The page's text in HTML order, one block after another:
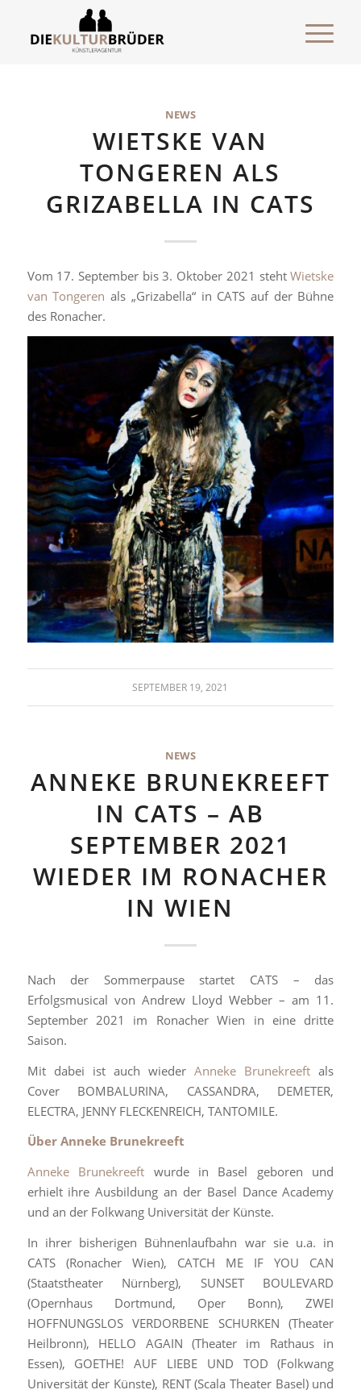
NEWS
WIETSKE VAN
TONGEREN ALS
GRIZABELLA IN CATS
Vom 17. September bis 3. Oktober 2021 stehtWietske
van Tongeren als „Grizabella“ in CATS auf der Bühne
des Ronacher.
SEPTEMBER 19, 2021
NEWS
ANNEKE BRUNEKREEFT
IN CATS – AB
SEPTEMBER 2021
WIEDER IM RONACHER
IN WIEN
Nach der Sommerpause startet CATS – das
Erfolgsmusical von Andrew Lloyd Webber – am 11.
September 2021 im Ronacher Wien in eine dritte
Saison.
Mit dabei ist auch wiederAnneke Brunekreeft als
Cover BOMBALURINA, CASSANDRA, DEMETER,
ELECTRA, JENNY FLECKENREICH, TANTOMILE.
Über Anneke Brunekreeft
Anneke Brunekreeft wurde in Basel geboren und
erhielt ihre Ausbildung an der Basel Dance Academy
und an der Folkwang Universität der Künste.
In ihrer bisherigen Bühnenlaufbahn war sie u.a. in
CATS (Ronacher Wien), CATCH ME IF YOU CAN
(Staatstheater Nürnberg), SUNSET BOULEVARD
(Opernhaus Dortmund, Oper Bonn), ZWEI
HOFFNUNGSLOS VERDORBENE SCHURKEN (Theater
Heilbronn), HELLO AGAIN (Theater im Rathaus in
Essen), GOETHE! AUF LIEBE UND TOD (Folkwang
Universität der Künste), RENT (Scala Theater Basel) und